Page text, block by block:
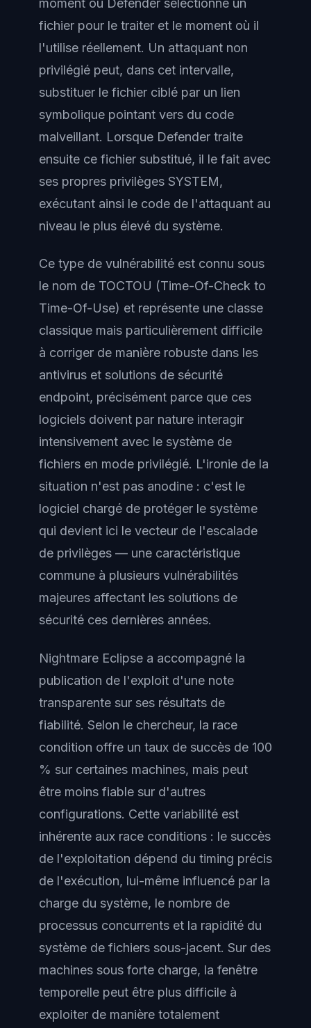
fichier pour le traiter et le moment où il
l'utilise réellement. Un attaquant non
privilégié peut, dans cet intervalle,
substituer le fichier ciblé par un lien
symbolique pointant vers du code
malveillant. Lorsque Defender traite
ensuite ce fichier substitué, il le fait avec
ses propres privilèges SYSTEM,
exécutant ainsi le code de l'attaquant au
niveau le plus élevé du système.
Ce type de vulnérabilité est connu sous
le nom de TOCTOU (Time-Of-Check to
Time-Of-Use) et représente une classe
classique mais particulièrement difficile
à corriger de manière robuste dans les
antivirus et solutions de sécurité
endpoint, précisément parce que ces
logiciels doivent par nature interagir
intensivement avec le système de
fichiers en mode privilégié. L'ironie de la
situation n'est pas anodine : c'est le
logiciel chargé de protéger le système
qui devient ici le vecteur de l'escalade
de privilèges — une caractéristique
commune à plusieurs vulnérabilités
majeures affectant les solutions de
sécurité ces dernières années.
Nightmare Eclipse a accompagné la
publication de l'exploit d'une note
transparente sur ses résultats de
fiabilité. Selon le chercheur, la race
condition offre un taux de succès de 100
% sur certaines machines, mais peut
être moins fiable sur d'autres
configurations. Cette variabilité est
inhérente aux race conditions : le succès
de l'exploitation dépend du timing précis
de l'exécution, lui-même influencé par la
charge du système, le nombre de
processus concurrents et la rapidité du
système de fichiers sous-jacent. Sur des
machines sous forte charge, la fenêtre
temporelle peut être plus difficile à
exploiter de manière totalement